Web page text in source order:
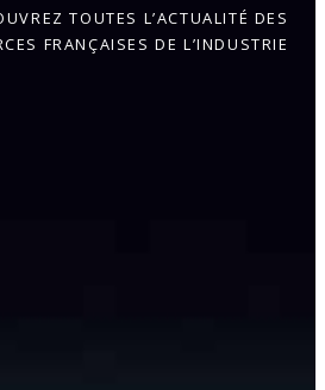
TOUTES L’ACTUALITÉ DES
FRANÇAISES DE L’INDUSTRIE